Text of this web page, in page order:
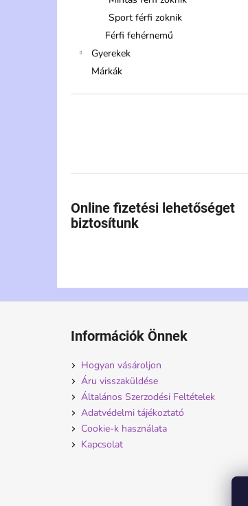
Sport férfi zoknik
Férfi fehérnemű
Gyerekek
Márkák
Online fizetési lehetőséget
biztosítunk
Információk Önnek
Hogyan vásároljon
Áru visszaküldése
Általános Szerzodési Feltételek
Adatvédelmi tájékoztató
Cookie-k használata
Kapcsolat